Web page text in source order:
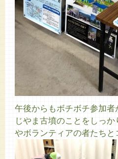
午後からもボチボチ参加
じやま古墳のことをしっ
やボランティアの者たちと